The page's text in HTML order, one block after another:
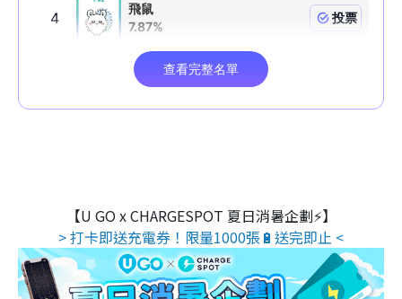
【U GO x CHARGESPOT 夏日消暑企劃⚡】
> 打卡即送充電券！限量1000張🔋送完即止 <